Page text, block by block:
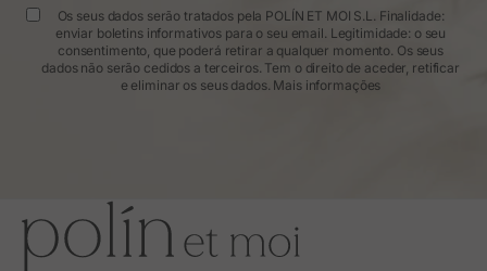
Os seus dados serão tratados pela POLÍN ET MOI S.L. Finalidade:
enviar boletins informativos para o seu email. Legitimidade: o seu
consentimento, que poderá retirar a qualquer momento. Os seus
dados não serão cedidos a terceiros. Tem o direito de aceder, retificar
e eliminar os seus dados. Mais informações